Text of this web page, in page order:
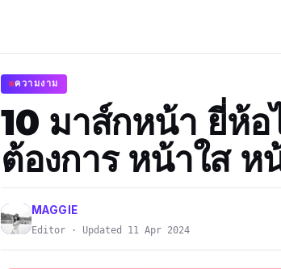
ความงาม
10 มาส์กหน้า ยี่ห้
ต้องการ หน้าใส ห
MAGGIE
Editor · Updated 11 Apr 2024